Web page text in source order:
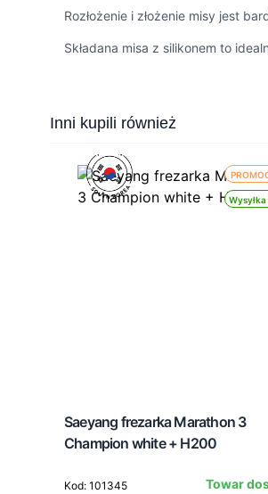
Rozłożenie i złożenie misy jest
Składana misa z silikonem to
Press to skip carousel
Inni kupili również
Saeyang frezarka Marathon 3
Champion white + H200
Kod: 101345
Towar